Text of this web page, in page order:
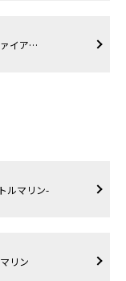
ァイア…
ルマリン-
リン